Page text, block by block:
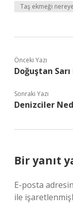
Taş ekmeği
Önceki Yazı
Doğuştan
Sonraki Yazı
Denizciler
Bir yanıt
E-posta
ile